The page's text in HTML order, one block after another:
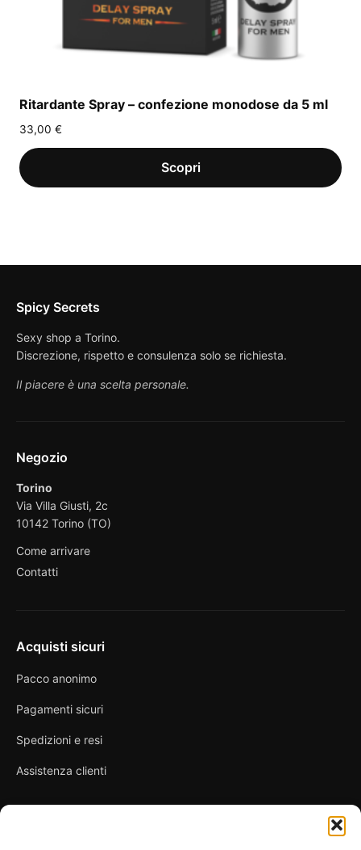
Ritardante Spray – confezione monodose da 5 ml
33,00 €
Spicy Secrets
Sexy shop a Torino.
Discrezione, rispetto e consulenza solo se richiesta.
Il piacere è una scelta personale.
Negozio
Torino
Via Villa Giusti, 2c
10142 Torino (TO)
Come arrivare
Contatti
Acquisti sicuri
Pacco anonimo
Pagamenti sicuri
Spedizioni e resi
Assistenza clienti